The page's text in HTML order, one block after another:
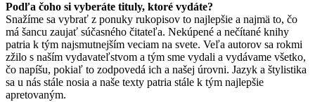
Podľa čoho si vyberáte tituly, ktoré vydáte?
Snažíme sa vybrať z ponuky rukopisov to najlepšie a najmä to, čo
má šancu zaujať súčasného čitateľa. Nekúpené a nečítané knihy
patria k tým najsmutnejším veciam na svete. Veľa autorov sa rokmi
zžilo s naším vydavateľstvom a tým sme vydali a vydávame všetko,
čo napíšu, pokiaľ to zodpovedá ich a našej úrovni. Jazyk a štylistika
sa u nás stále nosia a naše texty patria stále k tým najlepšie
apretovaným.